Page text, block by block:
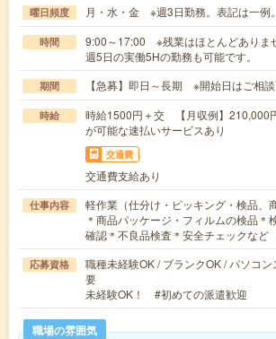
曜日頻度 月・水・金 ※週3日勤務。表記は一例。
時間
9:00～17:00 ※残業はほとんどありま
週5日の実働5Hの勤務も可能です。
期間 【急募】即日～長期 ※開始日はご相談
時給
時給1500円＋交 【月収例】210,000
が可能な速払いサービスあり
交通費
交通費支給あり
仕事内容
軽作業（仕分け・ピッキング・検品、
＊商品パッケージ・フィルムの検品＊
確認＊不良品検査＊安全チェックな
応募資格
職種未経験OK / ブランクOK / パソコ
要
未経験OK！ #初めての派遣歓迎
職場の雰囲気